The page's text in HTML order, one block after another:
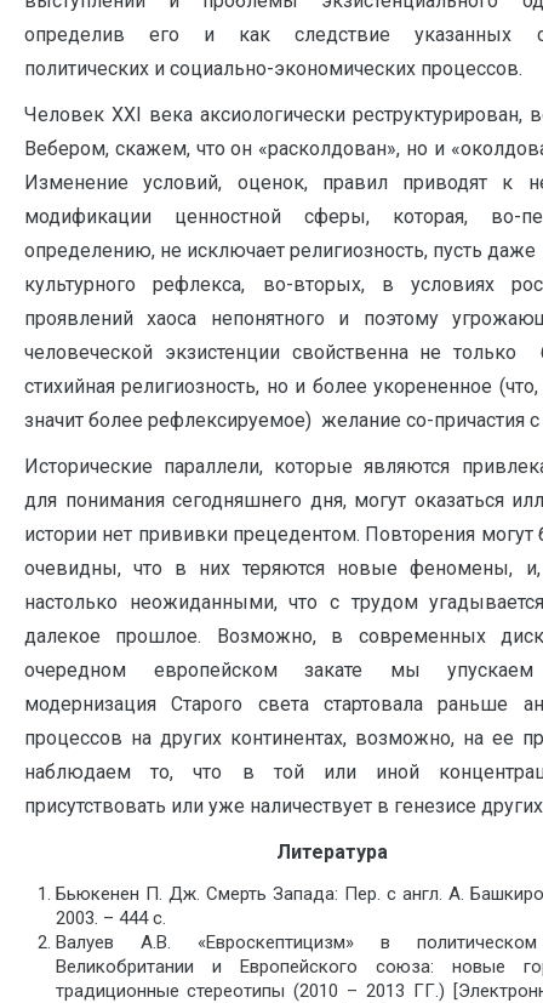
определив его и как следствие указанных
политических и социально-экономических процессов.
Человек XXI века аксиологически реструктурирован,
Вебером, скажем, что он «расколдован», но и
Изменение условий, оценок, правил приводят к
модификации ценностной сферы, которая, во-
определению, не исключает религиозность, пусть даже
культурного рефлекса, во-вторых, в условиях
проявлений хаоса непонятного и поэтому
человеческой экзистенции свойственна не только
стихийная религиозность, но и более укорененное
значит более рефлексируемое) желание со-причастия
Исторические параллели, которые являются
для понимания сегодняшнего дня, могут оказаться
истории нет прививки прецедентом. Повторения могут
очевидны, что в них теряются новые феномены, и,
настолько неожиданными, что с трудом
далекое прошлое. Возможно, в современных
очередном европейском закате мы
модернизация Старого света стартовала раньше
процессов на других континентах, возможно, на ее
наблюдаем то, что в той или иной
присутствовать или уже наличествует в генезисе
Литература
Бьюкенен П. Дж. Смерть Запада: Пер. с англ. А.
2003. – 444 с.
Валуев А.В. «Евроскептицизм» в
Великобритании и Европейского союза: новые
традиционные стереотипы (2010 – 2013 ГГ.)